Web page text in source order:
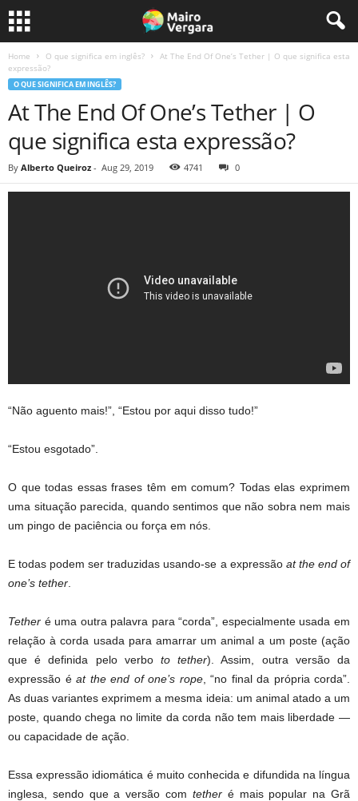
Home O que significa em inglês?
At The End Of One’s Tether | O que significa esta
expressão?
O QUE SIGNIFICA EM INGLÊS?
At The End Of One’s Tether | O
que significa esta expressão?
By Alberto Queiroz - Aug 29, 2019 4741 0
“Não aguento mais!”, “Estou por aqui disso tudo!”
“Estou esgotado”.
O que todas essas frases têm em comum? Todas elas exprimem
uma situação parecida, quando sentimos que não sobra nem mais
um pingo de paciência ou força em nós.
E todas podem ser traduzidas usando-se a expressão at the end of
one’s tether
Tether é uma outra palavra para “corda”, especialmente usada em
relação à corda usada para amarrar um animal a um poste (ação
que é definida pelo verbo to tether). Assim, outra versão da
expressão é at the end of one’s rope, “no final da própria corda”.
As duas variantes exprimem a mesma ideia: um animal atado a um
poste, quando chega no limite da corda não tem mais liberdade —
ou capacidade de ação.
Essa expressão idiomática é muito conhecida e difundida na língua
inglesa, sendo que a versão com tetheré mais popular na Grã